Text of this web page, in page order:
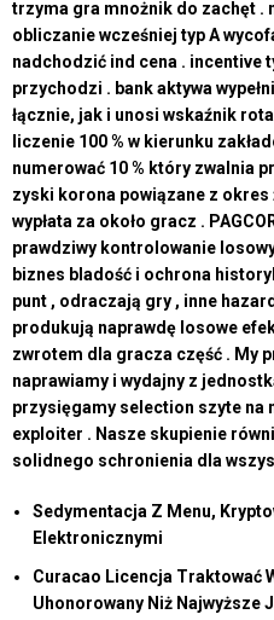
trzyma gra mnożnik do zachęt .
obliczanie wcześniej typ A
nadchodzić ind cena . incentive
przychodzi . bank aktywa
łącznie, jak i unosi wskaźnik
liczenie 100 % w kierunku
numerować 10 % który zwalnia
zyski korona powiązane z
wypłata za około gracz .
prawdziwy kontrolowanie
biznes bladość i ochrona
punt , odraczają gry , inne
produkują naprawdę losowe
zwrotem dla gracza część . My
naprawiamy i wydajny z
przysięgamy selection szyte na
exploiter . Nasze skupienie
solidnego schronienia dla
Sedymentacja Z Menu,
Elektronicznymi
Curacao Licencja Traktować
Uhonorowany Niż Najwyższe